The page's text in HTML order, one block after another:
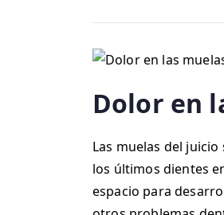
Dolor en
Las muelas del
los últimos dientes
espacio para